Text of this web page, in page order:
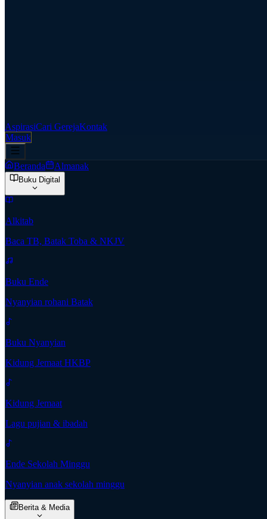
AspirasiCari GerejaKontak
Masuk
Beranda Almanak
Buku Digital
Alkitab
Baca TB, Batak Toba & NKJV
Buku Ende
Nyanyian rohani Batak
Buku Nyanyian
Kidung Jemaat HKBP
Kidung Jemaat
Lagu pujian & ibadah
Ende Sekolah Minggu
Nyanyian anak sekolah minggu
Berita & Media